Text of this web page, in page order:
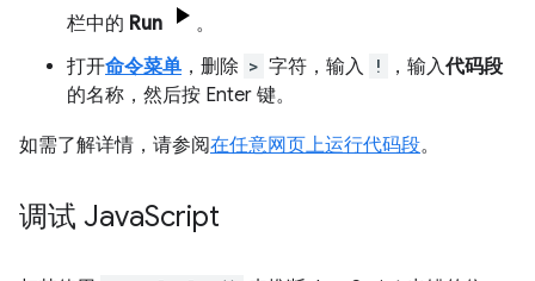
栏中的 Run
。
打开命令菜单 ，删除 > 字符，输入 ! ，输入代码段
的名称，然后按 Enter 键。
如需了解详情，请参阅在任意网页上运行代码段。
调试 JavaScript